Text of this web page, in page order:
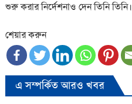
শুরু করার নির্দেশনাও দেন তিনি তিনি।
শেয়ার করুন
এ সম্পর্কিত আরও খবর